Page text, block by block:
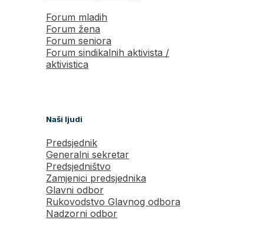
Forum mladih
Forum žena
Forum seniora
Forum sindikalnih aktivista /
aktivistica
Naši ljudi
Predsjednik
Generalni sekretar
Predsjedništvo
Zamjenici predsjednika
Glavni odbor
Rukovodstvo Glavnog odbora
Nadzorni odbor